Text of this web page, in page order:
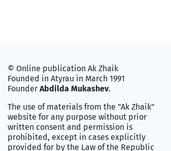
© Online publication Ak Zhaik
Founded in Atyrau in March 1991
Founder Abdilda Mukashev.
The use of materials from the "Ak Zhaik"
website for any purpose without prior
written consent and permission is
prohibited, except in cases explicitly
provided for by the Law of the Republic